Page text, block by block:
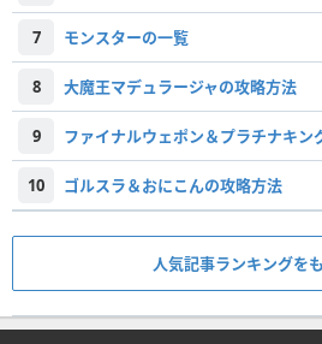
7 モンスターの一覧
8 大魔王マデュラージャの攻略方法
9 ファイナルウェポン＆プラチナキン
10 ゴルスラ＆おにこんの攻略方法
人気記事ランキングを